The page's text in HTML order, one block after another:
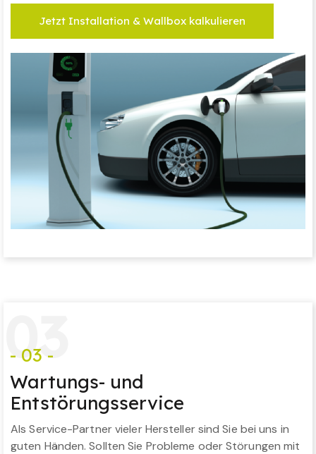
Jetzt Installation & Wallbox kalkulieren
03
- 03 -
Wartungs- und
Entstörungsservice
Als Service-Partner vieler Hersteller sind Sie bei uns in
guten Händen. Sollten Sie Probleme oder Störungen mit